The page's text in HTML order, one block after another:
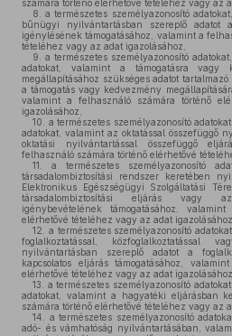
számára történő elérhetővé tételéhez vagy az
8.
a természetes személyazonosító
bűnügyi nyilvántartásban szereplő adatot
igénylésének támogatásához, valamint a
tételéhez vagy az adat igazolásához,
9.
a természetes személyazonosító
adatokat, valamint a támogatásra vagy
megállapításához szükséges adatot
a támogatás vagy kedvezmény
valamint a felhasználó számára történő
igazolásához,
10.
a természetes személyazonosító
adatokat, valamint az oktatással összefüggő
oktatási nyilvántartással összefüggő
felhasználó számára történő elérhetővé
11.
a természetes személyazonosító
társadalombiztosítási rendszer keretében
Elektronikus Egészségügyi Szolgáltatási
társadalombiztosítási eljárás vagy
igénybevételének támogatásához,
elérhetővé tételéhez vagy az adat igazolásához,
12.
a természetes személyazonosító
foglalkoztatással, közfoglalkoztatással
nyilvántartásban szereplő adatot a
kapcsolatos eljárás támogatásához,
elérhetővé tételéhez vagy az adat igazolásához,
13.
a természetes személyazonosító
adatokat, valamint a hagyatéki eljárásban
számára történő elérhetővé tételéhez vagy az
14.
a természetes személyazonosító
adó- és vámhatóság nyilvántartásában,